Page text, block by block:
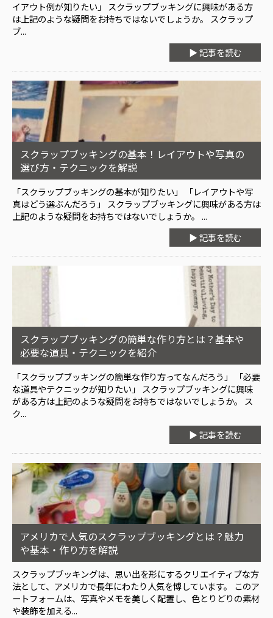
イアウト例が知りたい」 スクラップブッキングに興味がある方
は上記のような疑問をお持ちではないでしょうか。 スクラップ
ブ...
▶ 記事を読む
スクラップブッキングの基本！レイアウトや写真の
選び方・テクニックを解説
「スクラップブッキングの基本が知りたい」 「レイアウトや写
真はどう選ぶんだろう」 スクラップブッキングに興味がある方は
上記のような疑問をお持ちではないでしょうか。 ...
▶ 記事を読む
スクラップブッキングの簡単な作り方とは？基本や
必要な道具・テクニックを紹介
「スクラップブッキングの簡単な作り方ってなんだろう」 「必要
な道具やテクニックが知りたい」 スクラップブッキングに興味
がある方は上記のような疑問をお持ちではないでしょうか。 ス
ク...
▶ 記事を読む
アメリカで人気のスクラップブッキングとは？魅力
や基本・作り方を解説
スクラップブッキングは、思い出を形にするクリエイティブな方
法として、アメリカで長年にわたり人気を博しています。 このア
ートフォームは、写真やメモを美しく配置し、色とりどりの素材
や装飾を加える...